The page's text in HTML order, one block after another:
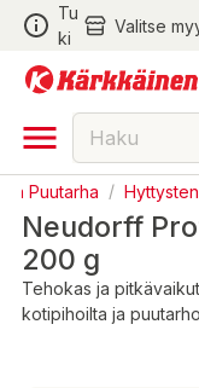
Tu
ki
Valitse
ja Puutarha /
Neudorff
200 g
Tehokas ja
kotipihoilta ja